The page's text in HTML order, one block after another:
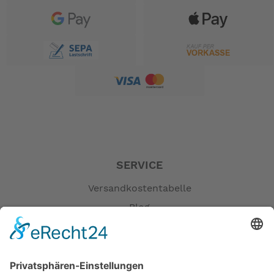
kann ein Bike von der ganzen Familie genützt
Gabel: Tern "Tarsus", Alu 6061
Schalthebel: SHIMANO "Nexus"
Zahnkranz / Riemenscheibe: Gatrs
Kette / Riemen: Gates Riemen
Motor: BOSCH Mittelmotor Performance Smart System
Ladegerät: Bosch 4 Ah
SERVICE
Versandkostentabelle
Blog
Erklärung zur Barrierefreiheit
AGB